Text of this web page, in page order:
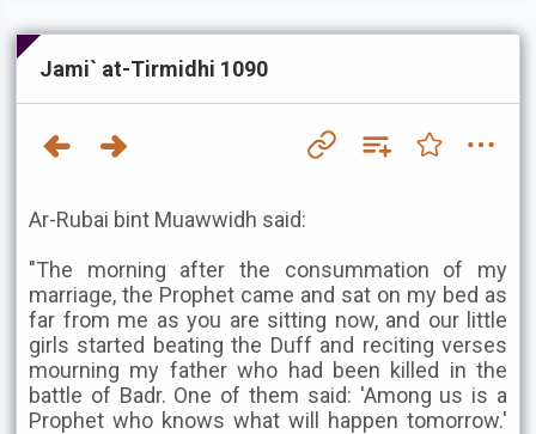
Jami` at-Tirmidhi 1090
Ar-Rubai bint Muawwidh said:
"The morning after the consummation of my
marriage, the Prophet came and sat on my bed as
far from me as you are sitting now, and our little
girls started beating the Duff and reciting verses
mourning my father who had been killed in the
battle of Badr. One of them said: 'Among us is a
Prophet who knows what will happen tomorrow.'